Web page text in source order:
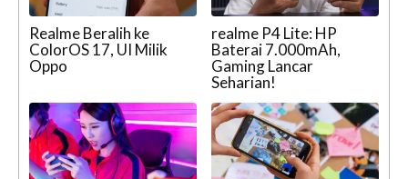
Realme Beralih ke
ColorOS 17, UI Milik
Oppo
realme P4 Lite: HP
Baterai 7.000mAh,
Gaming Lancar
Seharian!